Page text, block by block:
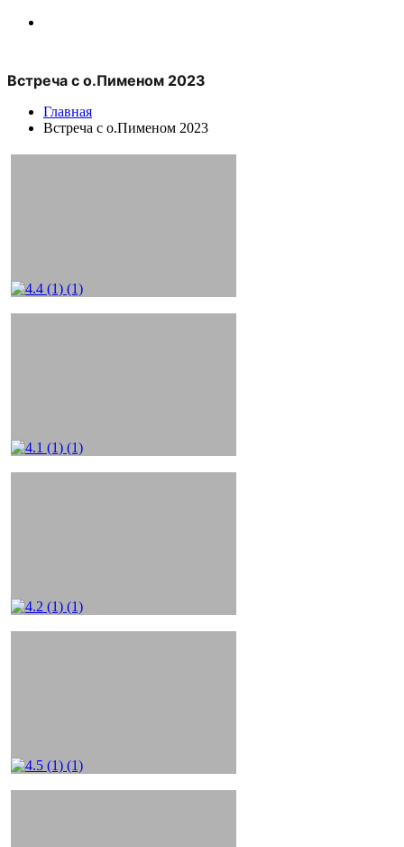
Встреча с о.Пименом 2023
Главная
Встреча с о.Пименом 2023